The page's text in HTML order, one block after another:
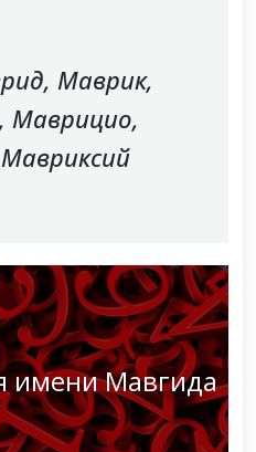
Маврик,
Маврицио,
имени Мавгида